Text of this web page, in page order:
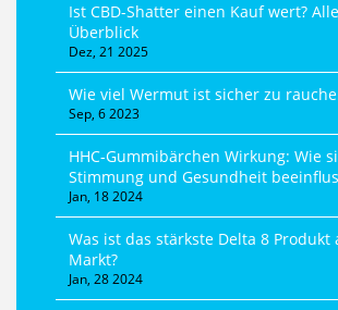
Ist CBD-Shatter einen Kauf wert?
Überblick
Dez, 21 2025
Wie viel Wermut ist sicher zu
Sep, 6 2023
HHC-Gummibärchen Wirkung: Wie
Stimmung und Gesundheit
Jan, 18 2024
Was ist das stärkste Delta 8 Produkt
Markt?
Jan, 28 2024